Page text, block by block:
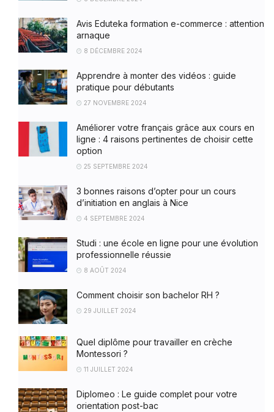
Avis Eduteka formation e-commerce : attention
arnaque
8 DÉCEMBRE 2024
Apprendre à monter des vidéos : guide
pratique pour débutants
27 NOVEMBRE 2024
Améliorer votre français grâce aux cours en
ligne : 4 raisons pertinentes de choisir cette
option
25 SEPTEMBRE 2024
3 bonnes raisons d’opter pour un cours
d’initiation en anglais à Nice
4 SEPTEMBRE 2024
Studi : une école en ligne pour une évolution
professionnelle réussie
8 AOÛT 2024
Comment choisir son bachelor RH ?
29 JUILLET 2024
Quel diplôme pour travailler en crèche
Montessori ?
11 JUILLET 2024
Diplomeo : Le guide complet pour votre
orientation post-bac